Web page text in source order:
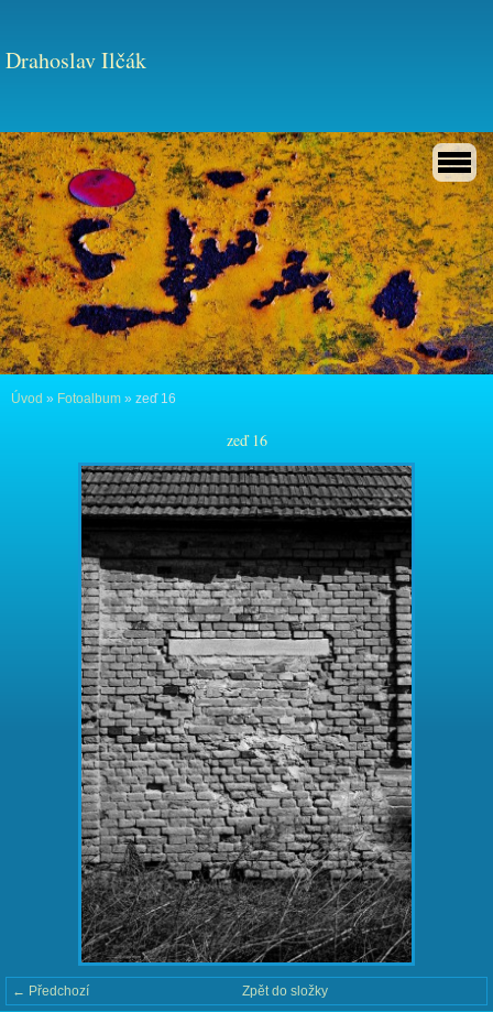
Drahoslav Ilčák
Úvod » Fotoalbum » zeď 16
zeď 16
← Předchozí Zpět do složky